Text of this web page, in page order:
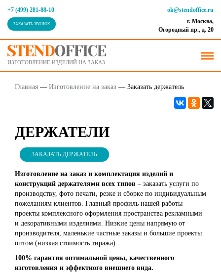
+7 (499) 281-88-10
ЗАКАЗАТЬ ЗВОНОК
ok@stendoffice.ru
г. Москва,
Огородный пр., д. 20
ИЗГОТОВЛЕНИЕ ИЗДЕЛИЙ НА ЗАКАЗ
Главная — Изготовление на заказ — Заказать держатель
ДЕРЖАТЕЛИ
ЗАКАЗАТЬ ДЕРЖАТЕЛЬ
Изготовление на заказ и комплектация изделий и
конструкций держателями всех типов – заказать услуги по
производству, фото печати, резке и сборке по индивидуальным
пожеланиям клиентов. Главный профиль нашей работы –
проекты комплексного оформления пространства рекламными
и декоративными изделиями. Низкие цены напрямую от
производителя, маленькие частные заказы и большие проекты
оптом (низкая стоимость тиража).
100% гарантия оптимальной цены, качественного
изготовления и эффектного внешнего вида.